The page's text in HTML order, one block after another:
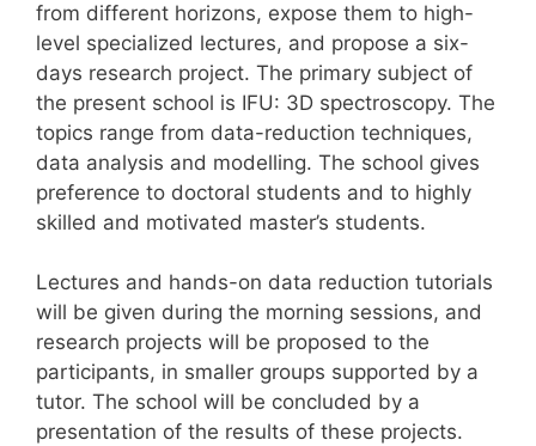
from different horizons, expose them to high-
level specialized lectures, and propose a six-
days research project. The primary subject of
the present school is IFU: 3D spectroscopy. The
topics range from data-reduction techniques,
data analysis and modelling. The school gives
preference to doctoral students and to highly
skilled and motivated master’s students.
Lectures and hands-on data reduction tutorials
will be given during the morning sessions, and
research projects will be proposed to the
participants, in smaller groups supported by a
tutor. The school will be concluded by a
presentation of the results of these projects.